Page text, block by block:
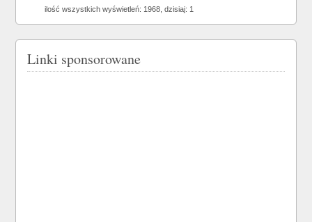
ilość wszystkich wyświetleń: 1968, dzisiaj: 1
Linki sponsorowane